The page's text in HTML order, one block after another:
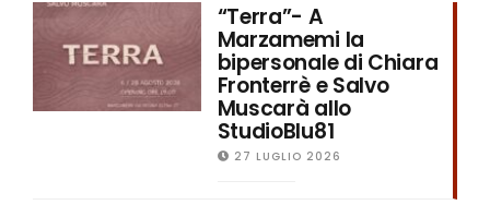
“Terra”- A
Marzamemi la
bipersonale di Chiara
Fronterrè e Salvo
Muscarà allo
StudioBlu81
27 LUGLIO 2026